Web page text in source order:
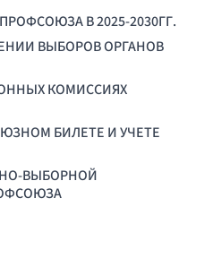
В 2025-2030ГГ.
ВЫБОРОВ ОРГАНОВ
КОМИССИЯХ
БИЛЕТЕ И УЧЕТЕ
ВЫБОРНОЙ